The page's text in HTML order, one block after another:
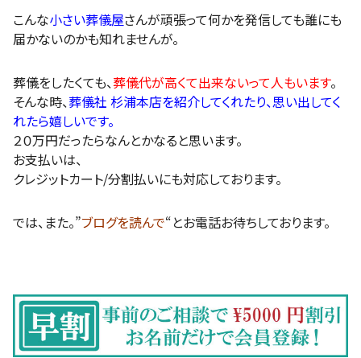
こんな小さい葬儀屋さんが頑張って何かを発信しても誰にも
届かないのかも知れませんが。
葬儀をしたくても、葬儀代が高くて出来ないって人もいます。
そんな時、葬儀社 杉浦本店を紹介してくれたり、思い出してく
れたら嬉しいです。
２０万円だったらなんとかなると思います。
お支払いは、
クレジットカート/分割払いにも対応しております。
では、また。”ブログを読んで“とお電話お待ちしております。